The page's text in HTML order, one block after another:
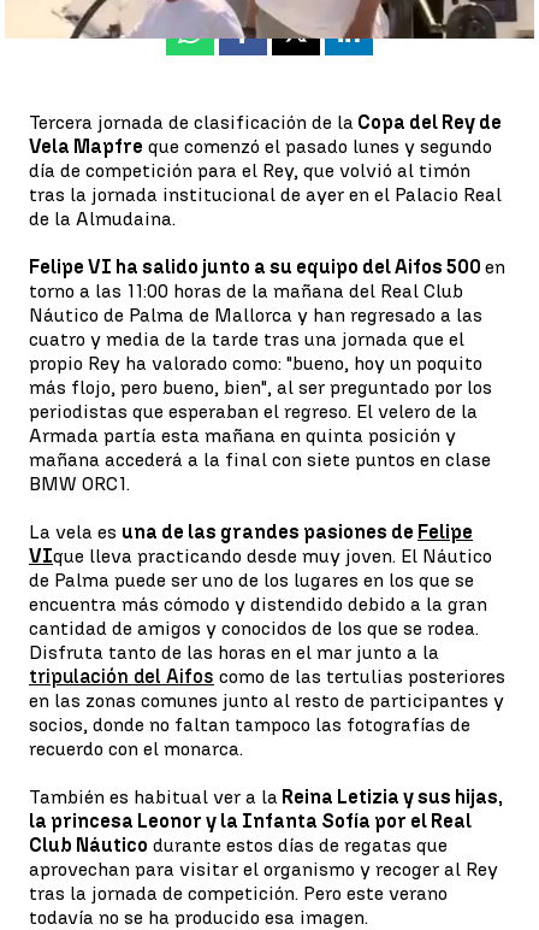
WhatsappFacebook
X Linkedin
Tercera jornada de clasificación de la Copa del Rey de
Vela Mapfre que comenzó el pasado lunes y segundo
día de competición para el Rey, que volvió al timón
tras la jornada institucional de ayer en el Palacio Real
de la Almudaina.
Felipe VI ha salido junto a su equipo del Aifos 500 en
torno a las 11:00 horas de la mañana del Real Club
Náutico de Palma de Mallorca y han regresado a las
cuatro y media de la tarde tras una jornada que el
propio Rey ha valorado como: "bueno, hoy un poquito
más flojo, pero bueno, bien", al ser preguntado por los
periodistas que esperaban el regreso. El velero de la
Armada partía esta mañana en quinta posición y
mañana accederá a la final con siete puntos en clase
BMW ORC1.
La vela es una de las grandes pasiones de Felipe
VIque lleva practicando desde muy joven. El Náutico
de Palma puede ser uno de los lugares en los que se
encuentra más cómodo y distendido debido a la gran
cantidad de amigos y conocidos de los que se rodea.
Disfruta tanto de las horas en el mar junto a la
tripulación del Aifos como de las tertulias posteriores
en las zonas comunes junto al resto de participantes y
socios, donde no faltan tampoco las fotografías de
recuerdo con el monarca.
También es habitual ver a la Reina Letizia y sus hijas,
la princesa Leonor y la Infanta Sofía por el Real
Club Náutico durante estos días de regatas que
aprovechan para visitar el organismo y recoger al Rey
tras la jornada de competición. Pero este verano
todavía no se ha producido esa imagen.